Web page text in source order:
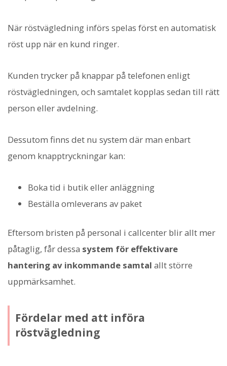
När röstvägledning införs spelas först en automatisk
röst upp när en kund ringer.
Kunden trycker på knappar på telefonen enligt
röstvägledningen, och samtalet kopplas sedan till rätt
person eller avdelning.
Dessutom finns det nu system där man enbart
genom knapptryckningar kan:
Boka tid i butik eller anläggning
Beställa omleverans av paket
Eftersom bristen på personal i callcenter blir allt mer
påtaglig, får dessa system för effektivare
hantering av inkommande samtal allt större
uppmärksamhet.
Fördelar med att införa
röstvägledning